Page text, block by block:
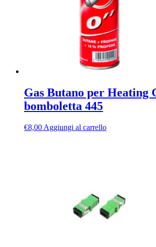
Gas Butano per Heating
bomboletta 445
€8,00 Aggiungi al carrello